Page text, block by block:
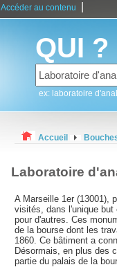
Accéder au contenu
QUI ?
ex: laboratoire
Accueil
Laboratoire
A Marseille 1er (13001),
visités, dans l'unique but
pour d'autres. Ces
de la bourse dont les
1860. Ce bâtiment a
Désormais, en plus des
partie du palais de la